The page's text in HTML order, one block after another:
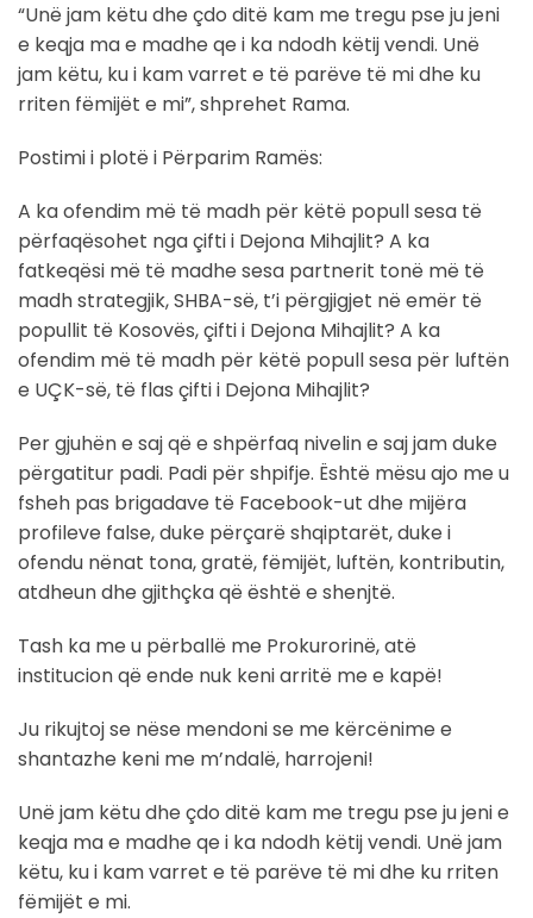
“Unë jam këtu dhe çdo ditë kam me tregu pse ju jeni
e keqja ma e madhe qe i ka ndodh këtij vendi. Unë
jam këtu, ku i kam varret e të parëve të mi dhe ku
rriten fëmijët e mi”, shprehet Rama.
Postimi i plotë i Përparim Ramës:
A ka ofendim më të madh për këtë popull sesa të
përfaqësohet nga çifti i Dejona Mihajlit? A ka
fatkeqësi më të madhe sesa partnerit tonë më të
madh strategjik, SHBA-së, t’i përgjigjet në emër të
popullit të Kosovës, çifti i Dejona Mihajlit? A ka
ofendim më të madh për këtë popull sesa për luftën
e UÇK-së, të flas çifti i Dejona Mihajlit?
Per gjuhën e saj që e shpërfaq nivelin e saj jam duke
përgatitur padi. Padi për shpifje. Është mësu ajo me u
fsheh pas brigadave të Facebook-ut dhe mijëra
profileve false, duke përçarë shqiptarët, duke i
ofendu nënat tona, gratë, fëmijët, luftën, kontributin,
atdheun dhe gjithçka që është e shenjtë.
Tash ka me u përballë me Prokurorinë, atë
institucion që ende nuk keni arritë me e kapë!
Ju rikujtoj se nëse mendoni se me kërcënime e
shantazhe keni me m’ndalë, harrojeni!
Unë jam këtu dhe çdo ditë kam me tregu pse ju jeni e
keqja ma e madhe qe i ka ndodh këtij vendi. Unë jam
këtu, ku i kam varret e të parëve të mi dhe ku rriten
fëmijët e mi.